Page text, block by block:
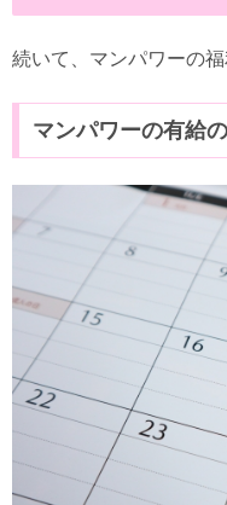
続いて、マンパワーの
マンパワーの有給